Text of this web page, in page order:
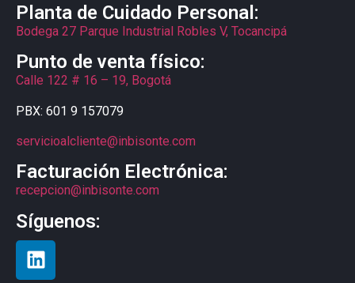
Planta de Cuidado Personal:
Bodega 27 Parque Industrial Robles V, Tocancipá
Punto de venta físico:
Calle 122 # 16 – 19, Bogotá
PBX: 601 9 157079
servicioalcliente@inbisonte.com
Facturación Electrónica:
recepcion@inbisonte.com
Síguenos: